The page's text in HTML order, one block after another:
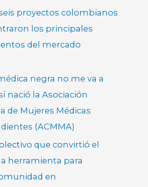
proyectos colombianos
los principales
del mercado
negra no me va a
nació la Asociación
de Mujeres Médicas
(ACMMA)
que convirtió el
herramienta para
en